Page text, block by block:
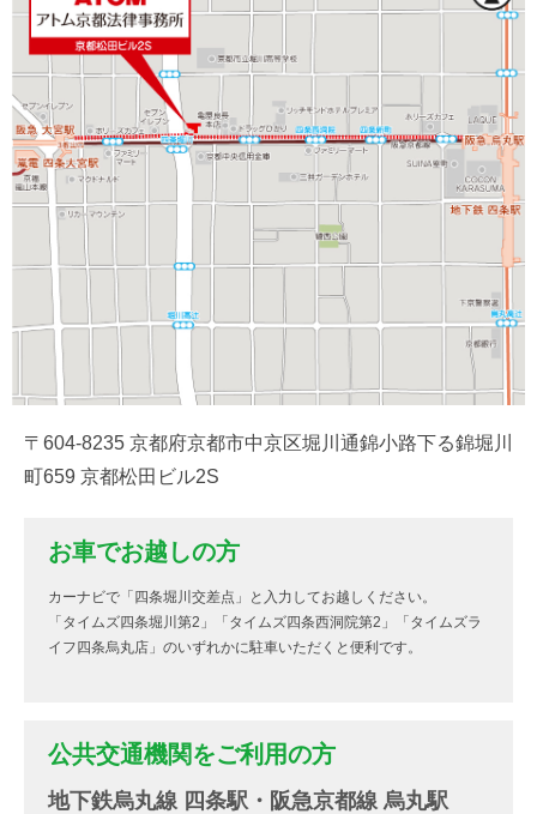
〒604-8235 京都府京都市中京区堀川通錦小路下る錦堀川
町659 京都松田ビル2S
お車でお越しの方
カーナビで「四条堀川交差点」と入力してお越しください。
「タイムズ四条堀川第2」「タイムズ四条西洞院第2」「タイムズラ
イフ四条烏丸店」のいずれかに駐車いただくと便利です。
公共交通機関をご利用の方
地下鉄烏丸線 四条駅・阪急京都線 烏丸駅